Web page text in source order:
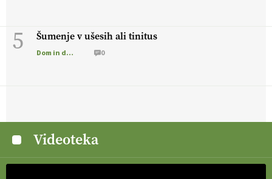
5 Šumenje v ušesih ali tinitus
Dom in družina 0
Videoteka